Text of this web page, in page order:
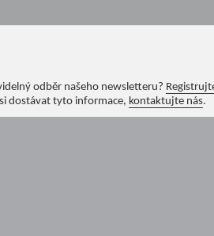
odběr našeho newsletteru?
dostávat tyto informace, kontaktujte nás.